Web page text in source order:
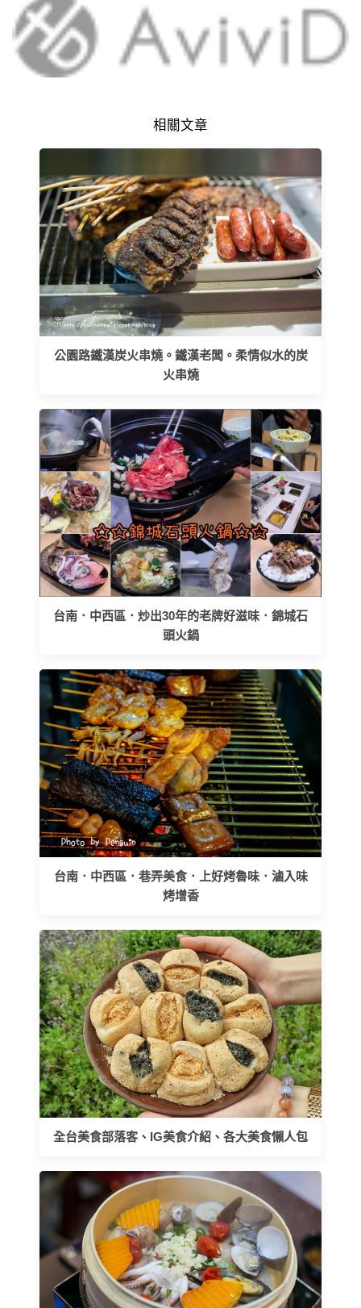
相關文章
公園路鐵漢炭火串燒。鐵漢老闆。柔情似水的炭
火串燒
台南．中西區．炒出30年的老牌好滋味．錦城石
頭火鍋
台南．中西區．巷弄美食．上好烤魯味．滷入味
烤增香
全台美食部落客、IG美食介紹、各大美食懶人包